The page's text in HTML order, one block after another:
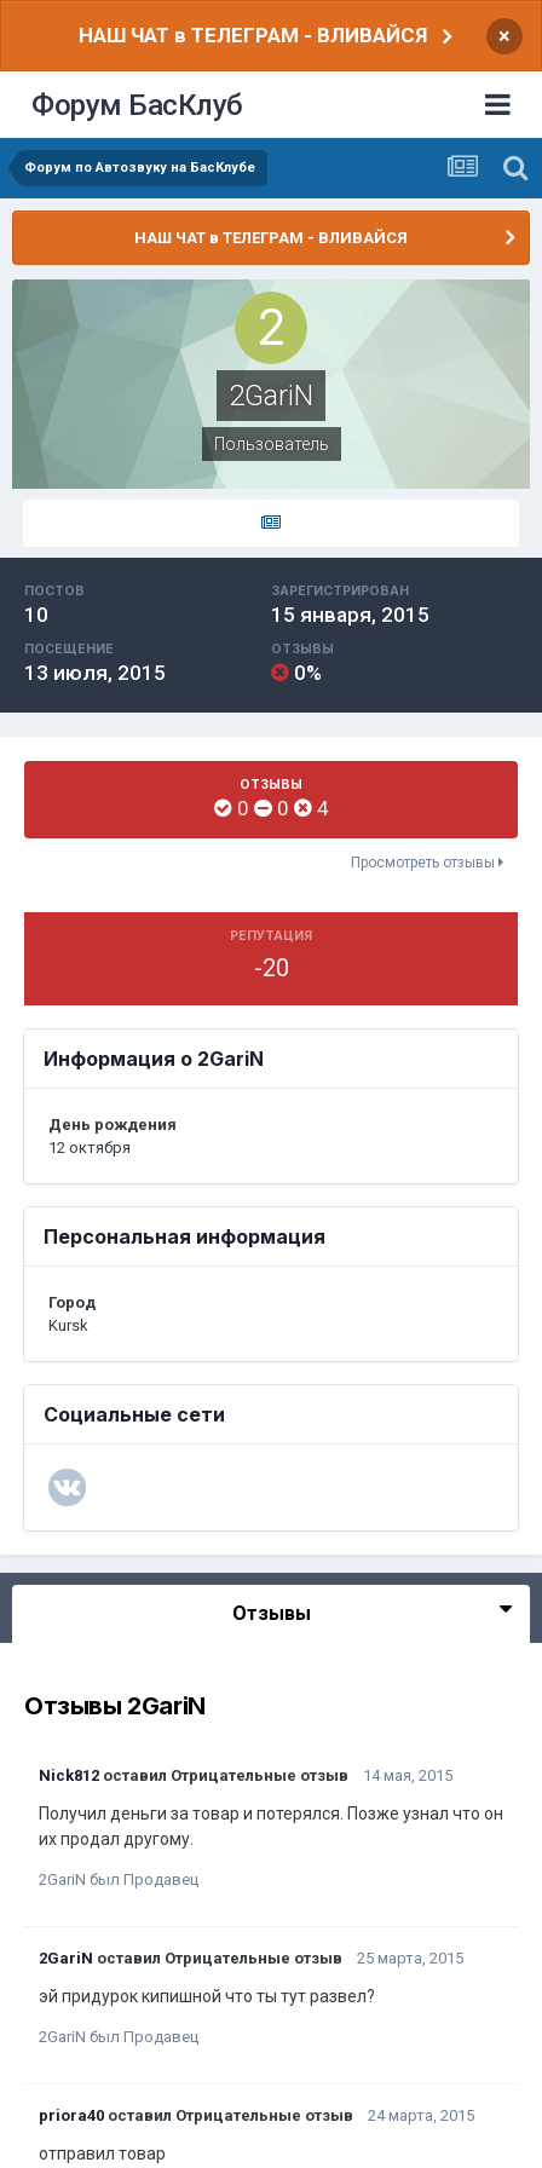
НАШ ЧАТ в ТЕЛЕГРАМ - ВЛИВАЙСЯ ×
Форум БасКлуб
Форум по Автозвуку на БасКлубе
НАШ ЧАТ в ТЕЛЕГРАМ - ВЛИВАЙСЯ
2GariN
Пользователь
ПОСТОВ
10
ЗАРЕГИСТРИРОВАН
15 января, 2015
ПОСЕЩЕНИЕ
13 июля, 2015
ОТЗЫВЫ
0%
ОТЗЫВЫ
0 0 4
Просмотреть отзывы
РЕПУТАЦИЯ
-20
Информация о 2GariN
День рождения
12 октября
Персональная информация
Город
Kursk
Социальные сети
Отзывы
Отзывы 2GariN
Nick812 оставил Отрицательные отзыв 14 мая, 2015
Получил деньги за товар и потерялся. Позже узнал что он
их продал другому.
2GariN был Продавец
2GariN оставил Отрицательные отзыв 25 марта, 2015
эй придурок кипишной что ты тут развел?
2GariN был Продавец
priora40 оставил Отрицательные отзыв 24 марта, 2015
отправил товар